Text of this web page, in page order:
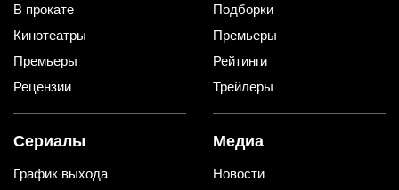
В прокате
Кинотеатры
Премьеры
Рецензии
Подборки
Премьеры
Рейтинги
Трейлеры
Сериалы
График выхода
Медиа
Новости